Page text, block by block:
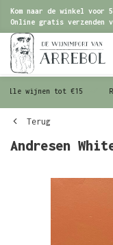
Kom naar de winkel
Online gratis verzenden
wijnen tot €15
Terug
Andresen